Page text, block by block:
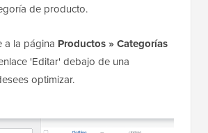
de producto.
a la página Productos » Categorías
'Editar' debajo de una
optimizar.